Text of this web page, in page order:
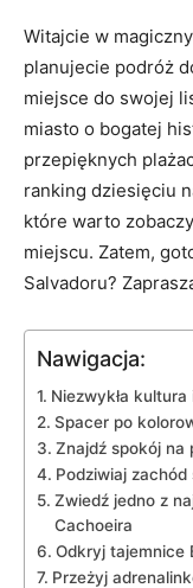
Witajcie w
planujecie podróż
miejsce do swojej
miasto o bogatej
przepięknych
ranking dziesięciu
które warto
miejscu. Zatem,
Salvadoru?
Nawigacja:
Niezwykła
Spacer po
Znajdź⁣ spokój na
Podziwiaj zachód
Zwiedź⁣ jedno z
Cachoeira
Odkryj tajemnice‌
Przeżyj